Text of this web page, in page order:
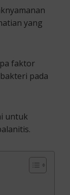
yang
faktor
pada
untuk